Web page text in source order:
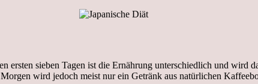
ersten sieben Tagen ist die Ernährung unterschiedlich und wird
wird jedoch meist nur ein Getränk aus natürlichen